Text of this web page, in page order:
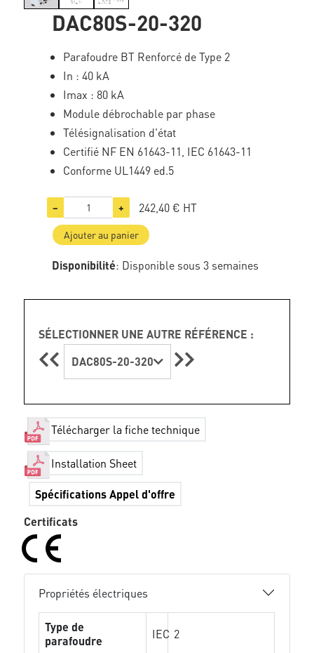
DAC80S-20-320
Parafoudre BT Renforcé de Type 2
In : 40 kA
Imax : 80 kA
Module débrochable par phase
Télésignalisation d'état
Certifié NF EN 61643-11, IEC 61643-11
Conforme UL1449 ed.5
− + 242,40 € HT
Ajouter au panier
Disponibilité: Disponible sous 3 semaines
SÉLECTIONNER UNE AUTRE RÉFÉRENCE :
DAC80S-20-320
Télécharger la fiche technique
Installation Sheet
Spécifications Appel d'offre
Certificats
Propriétés électriques
Type de
parafoudre
IEC 2